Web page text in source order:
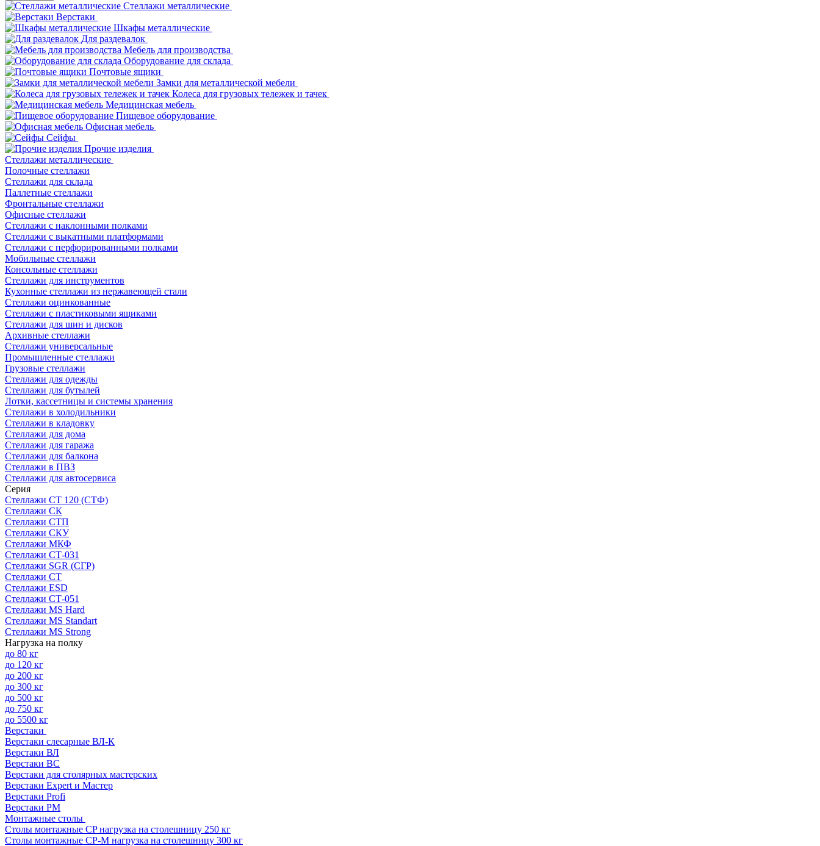
Стеллажи металлические
Верстаки
Шкафы металлические
Для раздевалок
Мебель для производства
Оборудование для склада
Почтовые ящики
Замки для металлической мебели
Колеса для грузовых тележек и тачек
Медицинская мебель
Пищевое оборудование
Офисная мебель
Сейфы
Прочие изделия
Стеллажи металлические
Полочные стеллажи
Стеллажи для склада
Паллетные стеллажи
Фронтальные стеллажи
Офисные стеллажи
Стеллажи с наклонными полками
Стеллажи с выкатными платформами
Стеллажи с перфорированными полками
Мобильные стеллажи
Консольные стеллажи
Стеллажи для инструментов
Кухонные стеллажи из нержавеющей стали
Стеллажи оцинкованные
Стеллажи с пластиковыми ящиками
Стеллажи для шин и дисков
Архивные стеллажи
Стеллажи универсальные
Промышленные стеллажи
Грузовые стеллажи
Стеллажи для одежды
Стеллажи для бутылей
Лотки, кассетницы и системы хранения
Стеллажи в холодильники
Стеллажи в кладовку
Стеллажи для дома
Стеллажи для гаража
Стеллажи для балкона
Стеллажи в ПВЗ
Стеллажи для автосервиса
Серия
Стеллажи СТ 120 (СТФ)
Стеллажи СК
Стеллажи СТП
Стеллажи СКУ
Стеллажи МКФ
Стеллажи СТ-031
Стеллажи SGR (СГР)
Стеллажи СТ
Стеллажи ESD
Стеллажи СТ-051
Стеллажи MS Hard
Стеллажи MS Standart
Стеллажи MS Strong
Нагрузка на полку
до 80 кг
до 120 кг
до 200 кг
до 300 кг
до 500 кг
до 750 кг
до 5500 кг
Верстаки
Верстаки слесарные ВЛ-К
Верстаки ВЛ
Верстаки ВС
Верстаки для столярных мастерских
Верстаки Expert и Мастер
Верстаки Profi
Верстаки РМ
Монтажные столы
Столы монтажные СP нагрузка на столешницу 250 кг
Столы монтажные СР-М нагрузка на столешницу 300 кг